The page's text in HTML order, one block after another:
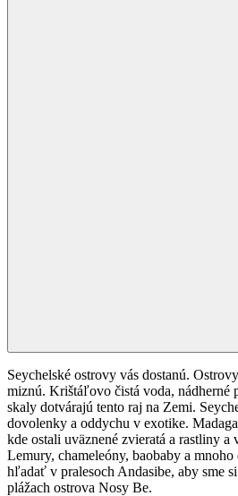
Seychelské ostrovy vás dostanú.
miznú. Krištáľovo čistá voda, nádherné
skaly dotvárajú tento raj na Zemi.
dovolenky a oddychu v exotike.
kde ostali uväznené zvieratá a rastliny a
Lemury, chameleóny, baobaby a
hľadať v pralesoch Andasibe, aby sme
plážach ostrova Nosy Be.